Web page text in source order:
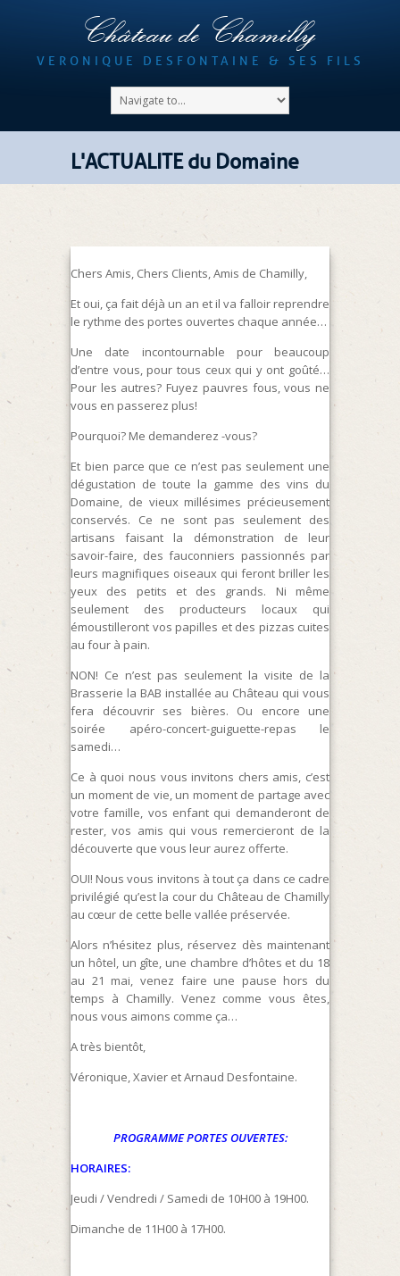
Château de Chamilly
VERONIQUE DESFONTAINE & SES FILS
L'ACTUALITE du Domaine
Chers Amis, Chers Clients, Amis de Chamilly,
Et oui, ça fait déjà un an et il va falloir reprendre
le rythme des portes ouvertes chaque année…
Une date incontournable pour beaucoup
d’entre vous, pour tous ceux qui y ont goûté…
Pour les autres? Fuyez pauvres fous, vous ne
vous en passerez plus!
Pourquoi? Me demanderez -vous?
Et bien parce que ce n’est pas seulement une
dégustation de toute la gamme des vins du
Domaine, de vieux millésimes précieusement
conservés. Ce ne sont pas seulement des
artisans faisant la démonstration de leur
savoir-faire, des fauconniers passionnés par
leurs magnifiques oiseaux qui feront briller les
yeux des petits et des grands. Ni même
seulement des producteurs locaux qui
émoustilleront vos papilles et des pizzas cuites
au four à pain.
NON! Ce n’est pas seulement la visite de la
Brasserie la BAB installée au Château qui vous
fera découvrir ses bières. Ou encore une
soirée apéro-concert-guiguette-repas le
samedi…
Ce à quoi nous vous invitons chers amis, c’est
un moment de vie, un moment de partage avec
votre famille, vos enfant qui demanderont de
rester, vos amis qui vous remercieront de la
découverte que vous leur aurez offerte.
OUI! Nous vous invitons à tout ça dans ce cadre
privilégié qu’est la cour du Château de Chamilly
au cœur de cette belle vallée préservée.
Alors n’hésitez plus, réservez dès maintenant
un hôtel, un gîte, une chambre d’hôtes et du 18
au 21 mai, venez faire une pause hors du
temps à Chamilly. Venez comme vous êtes,
nous vous aimons comme ça…
A très bientôt,
Véronique, Xavier et Arnaud Desfontaine.
PROGRAMME PORTES OUVERTES:
HORAIRES:
Jeudi / Vendredi / Samedi de 10H00 à 19H00.
Dimanche de 11H00 à 17H00.